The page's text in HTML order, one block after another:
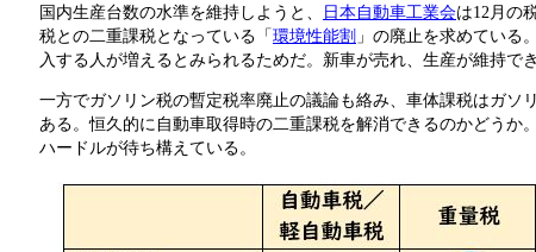
国内生産台数の水準を維持しようと、 日本自動車工業会は12月の
税との二重課税となっている「環境性能割 」の廃止を求めている
入する人が増えるとみられるためだ。新車が売れ、生産が維持で
一方でガソリン税の暫定税率廃止の議論も絡み、車体課税はガソ
ある。恒久的に自動車取得時の二重課税を解消できるのかどうか
ハードルが待ち構えている。